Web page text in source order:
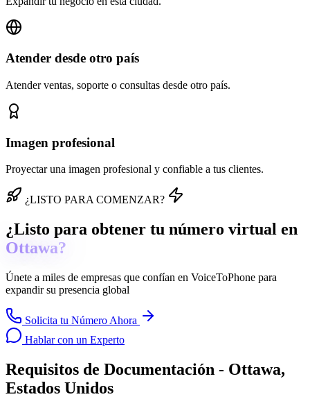
Atender desde otro país
Atender ventas, soporte o consultas desde otro país.
Imagen profesional
Proyectar una imagen profesional y confiable a tus clientes.
¿LISTO PARA COMENZAR?
¿Listo para obtener tu número virtual en
Ottawa?
Únete a miles de empresas que confían en VoiceToPhone para
expandir su presencia global
Solicita tu Número Ahora
Hablar con un Experto
Requisitos de Documentación - Ottawa,
Estados Unidos